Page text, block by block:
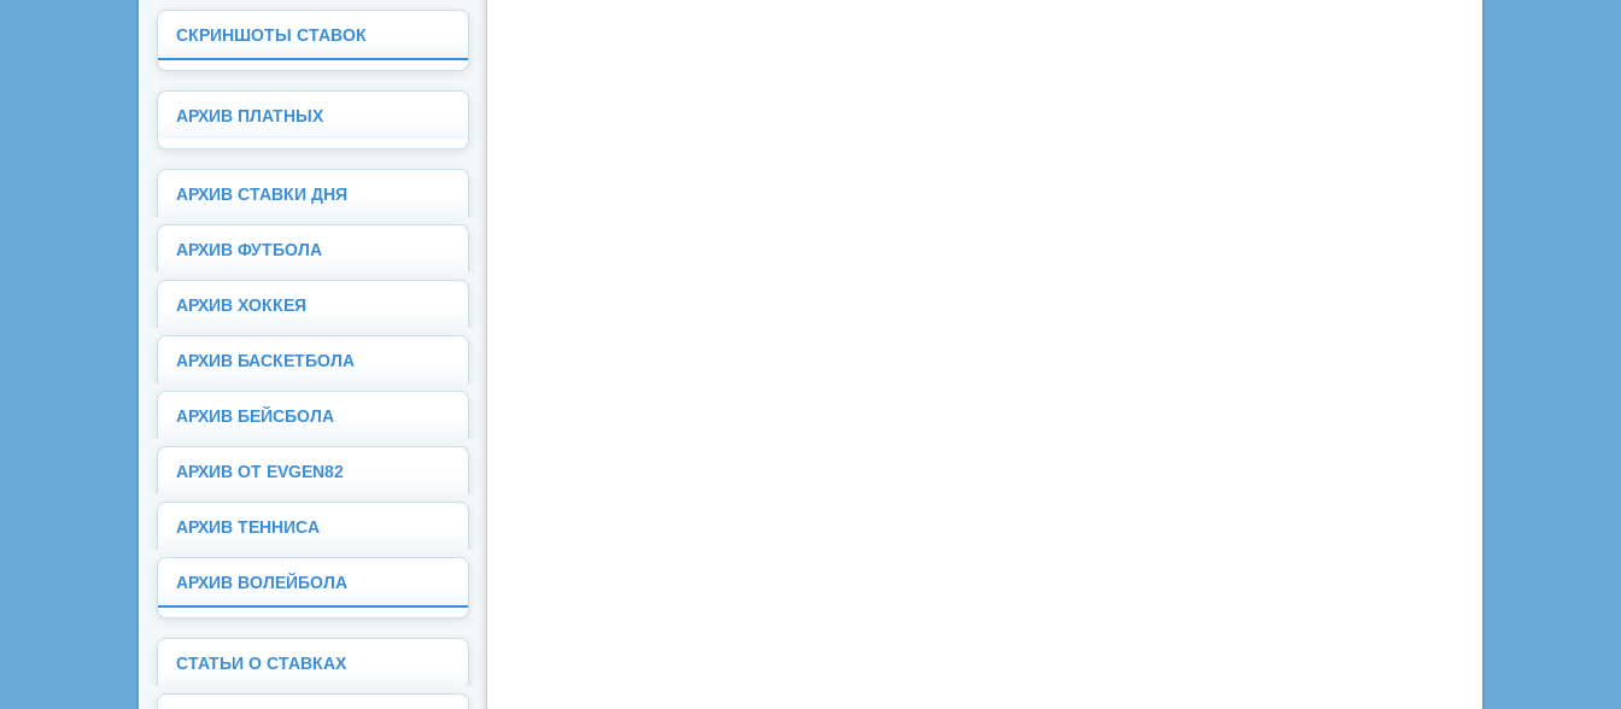
СКРИНШОТЫ СТАВОК
АРХИВ ПЛАТНЫХ
АРХИВ СТАВКИ ДНЯ
АРХИВ ФУТБОЛА
АРХИВ ХОККЕЯ
АРХИВ БАСКЕТБОЛА
АРХИВ БЕЙСБОЛА
АРХИВ ОТ EVGEN82
АРХИВ ТЕННИСА
АРХИВ ВОЛЕЙБОЛА
СТАТЬИ О СТАВКАХ